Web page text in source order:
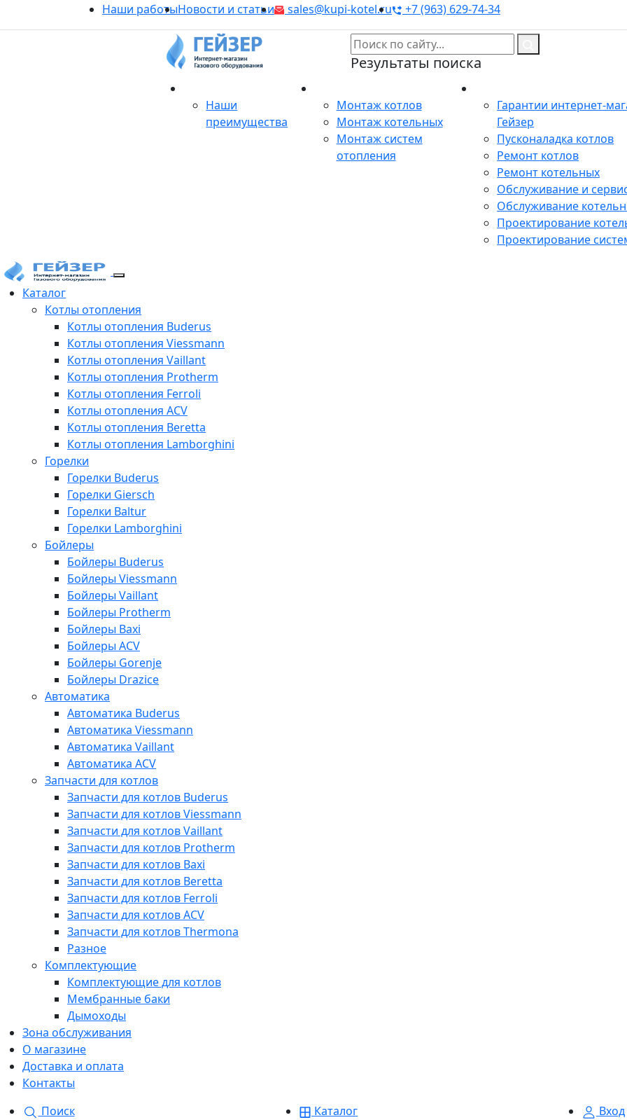
Наши работыНовости и статьи sales@kupi-kotel.ru +7 (963) 629-74-34
Результаты поиска
Наши
преимущества
Монтаж котлов
Монтаж котельных
Монтаж систем
отопления
Гарантии интернет-
Гейзер
Пусконаладка котлов
Ремонт котлов
Ремонт котельных
Обслуживание и
Обслуживание
Проектирование
Проектирование
Каталог
Котлы отопления
Котлы отопления Buderus
Котлы отопления Viessmann
Котлы отопления Vaillant
Котлы отопления Protherm
Котлы отопления Ferroli
Котлы отопления ACV
Котлы отопления Beretta
Котлы отопления Lamborghini
Горелки
Горелки Buderus
Горелки Giersch
Горелки Baltur
Горелки Lamborghini
Бойлеры
Бойлеры Buderus
Бойлеры Viessmann
Бойлеры Vaillant
Бойлеры Protherm
Бойлеры Baxi
Бойлеры ACV
Бойлеры Gorenje
Бойлеры Drazice
Автоматика
Автоматика Buderus
Автоматика Viessmann
Автоматика Vaillant
Автоматика ACV
Запчасти для котлов
Запчасти для котлов Buderus
Запчасти для котлов Viessmann
Запчасти для котлов Vaillant
Запчасти для котлов Protherm
Запчасти для котлов Baxi
Запчасти для котлов Beretta
Запчасти для котлов Ferroli
Запчасти для котлов ACV
Запчасти для котлов Thermona
Разное
Комплектующие
Комплектующие для котлов
Мембранные баки
Дымоходы
Зона обслуживания
О магазине
Доставка и оплата
Контакты
Поиск
Каталог Вход